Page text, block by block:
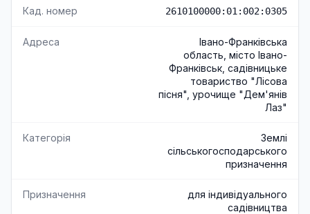
Кад. номер 2610100000:01:002:0305
Адреса
Івано-Франківська
область, місто Івано-
Франківськ, садівницьке
товариство "Лісова
пісня", урочище "Дем'янів
Лаз"
Категорія
Землі
сільськогосподарського
призначення
Призначення
для індивідуального
садівництва